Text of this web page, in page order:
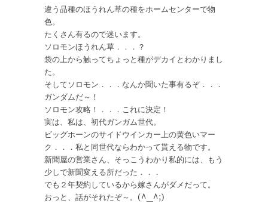
違う品種のほうれん草の種をホームセンターで物
色。
たくさん有るので迷います。
ソロモンほうれん草．．．？
袋の上から触ってちょっと種がデカイとわかりまし
た。
そしてソロモン．．．なんか聞いた事有るぞ．．．
ガンダムだ～！
ソロモン攻略！．．．これに決定！
実は、私は、初代ガンガム世代。
ビッグホーンのサイドウインカー上の黄色いマー
ク．．．私と同世代ならわかって貰える物です。
新聞屋の営業さん、そっこうわかり私的には、もう
少しで新聞変える所だった．．．
でも２年契約しているから嫁さんがダメだって。
おっと、話がそれたぞ～。(^_^;)